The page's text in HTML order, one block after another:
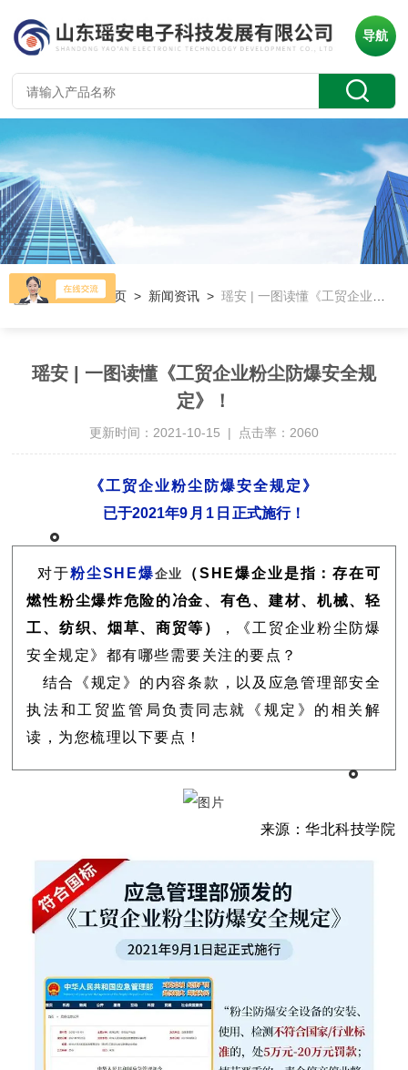
导航
当前位置：首页 > 新闻资讯 >瑶安 | 一图读懂《工贸企业粉尘防爆安全规定》！
瑶安 | 一图读懂《工贸企业粉尘防爆安全规
定》！
更新时间：2021-10-15 | 点击率：2060
《工贸企业粉尘防爆安全规定》
已于2021年9月1日 正式施行！
对于粉尘SHE爆企业
（SHE爆企业是指：存在可
燃性粉尘爆炸危险的冶金、有色、建材、机械、轻
工、纺织、烟草、商贸等 ）
，《工贸企业粉尘防爆
安全规定》都有哪些需要关注的要点？
结合《规定》的内容条款，以及应急管理部安全
执法和工贸监管局负责同志就《规定》的相关解
读，为您梳理以下要点！
来源：华北科技学院